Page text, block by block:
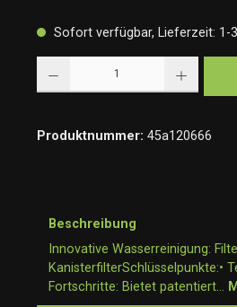
Sofort verfügbar, Lieferzeit: 1-
Produktnummer: 45a120666
Beschreibung
Innovative Wasserreinigung:
KanisterfilterSchlüsselpunkte:•
Fortschritte: Bietet patentiert…